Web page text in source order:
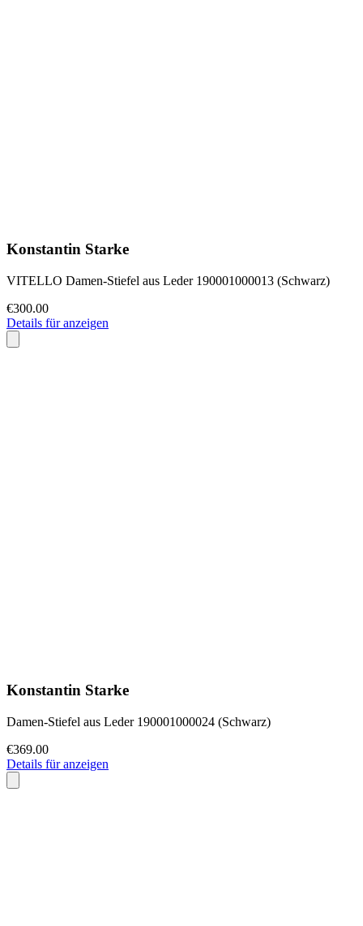
Konstantin Starke
VITELLO Damen-Stiefel aus Leder 190001000013 (Schwarz)
€300.00
Details für anzeigen
Konstantin Starke
Damen-Stiefel aus Leder 190001000024 (Schwarz)
€369.00
Details für anzeigen